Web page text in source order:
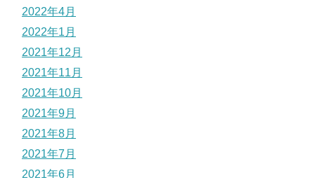
2022年4月
2022年1月
2021年12月
2021年11月
2021年10月
2021年9月
2021年8月
2021年7月
2021年6月